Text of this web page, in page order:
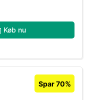
Køb nu
Spar 70%